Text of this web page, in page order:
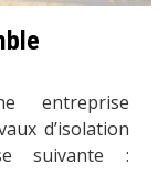
entreprise
d’isolation
suivante :